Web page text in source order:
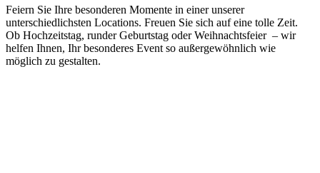
Feiern Sie Ihre besonderen Momente in einer unserer
unterschiedlichsten Locations. Freuen Sie sich auf eine tolle Zeit.
Ob Hochzeitstag, runder Geburtstag oder Weihnachtsfeier – wir
helfen Ihnen, Ihr besonderes Event so außergewöhnlich wie
möglich zu gestalten.